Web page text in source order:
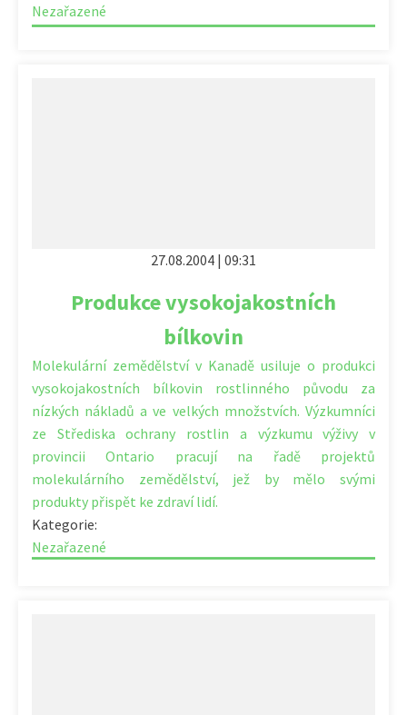
Nezařazené
27.08.2004 | 09:31
Produkce vysokojakostních
bílkovin
Molekulární zemědělství v Kanadě usiluje o produkci
vysokojakostních bílkovin rostlinného původu za
nízkých nákladů a ve velkých množstvích. Výzkumníci
ze Střediska ochrany rostlin a výzkumu výživy v
provincii Ontario pracují na řadě projektů
molekulárního zemědělství, jež by mělo svými
produkty přispět ke zdraví lidí.
Kategorie:
Nezařazené